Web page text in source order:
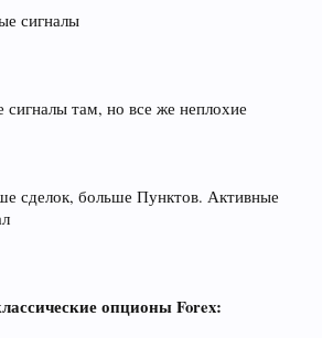
сигналы
там, но все же неплохие
сделок, больше Пунктов. Активные
опционы Forex: